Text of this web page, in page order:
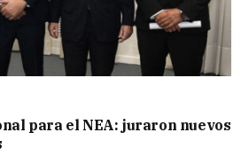
para el NEA: juraron nuevos